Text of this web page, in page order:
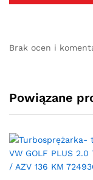
Brak ocen i
Powiązane